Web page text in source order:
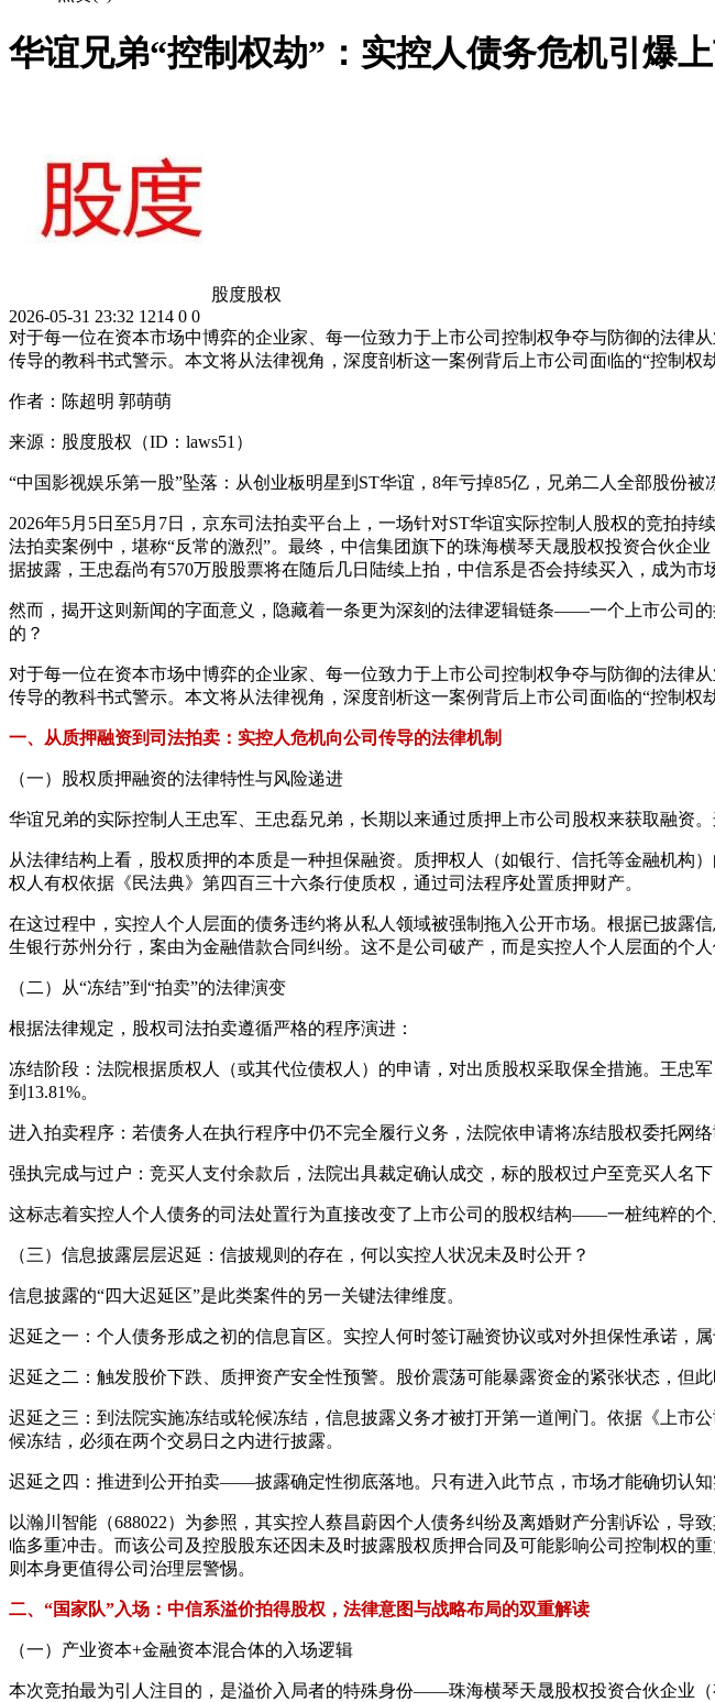
华谊兄弟“控制权劫”：实控人债务危机引爆
股度股权
2026-05-31 23:32 1214 0 0
对于每一位在资本市场中博弈的企业家、每一位致力于上市公司控制权争夺与防御的法
传导的教科书式警示。本文将从法律视角，深度剖析这一案例背后上市公司面临的“控制权劫
作者：陈超明 郭萌萌
来源：股度股权（ID：laws51）
“中国影视娱乐第一股”坠落：从创业板明星到ST华谊，8年亏掉85亿，兄弟二人全部股份被
2026年5月5日至5月7日，京东司法拍卖平台上，一场针对ST华谊实际控制人股权的竞拍
法拍卖案例中，堪称“反常的激烈”。最终，中信集团旗下的珠海横琴天晟股权投资合伙企
据披露，王忠磊尚有570万股股票将在随后几日陆续上拍，中信系是否会持续买入，成为市
然而，揭开这则新闻的字面意义，隐藏着一条更为深刻的法律逻辑链条——一个上市公司
的？
对于每一位在资本市场中博弈的企业家、每一位致力于上市公司控制权争夺与防御的法
传导的教科书式警示。本文将从法律视角，深度剖析这一案例背后上市公司面临的“控制权劫
一、从质押融资到司法拍卖：实控人危机向公司传导的法律机制
（一）股权质押融资的法律特性与风险递进
华谊兄弟的实际控制人王忠军、王忠磊兄弟，长期以来通过质押上市公司股权来获取融资
从法律结构上看，股权质押的本质是一种担保融资。质押权人（如银行、信托等金融机
权人有权依据《民法典》第四百三十六条行使质权，通过司法程序处置质押财产。
在这过程中，实控人个人层面的债务违约将从私人领域被强制拖入公开市场。根据已披露
生银行苏州分行，案由为金融借款合同纠纷。这不是公司破产，而是实控人个人层面的个
（二）从“冻结”到“拍卖”的法律演变
根据法律规定，股权司法拍卖遵循严格的程序演进：
冻结阶段：法院根据质权人（或其代位债权人）的申请，对出质股权采取保全措施。王忠
到13.81%。
进入拍卖程序：若债务人在执行程序中仍不完全履行义务，法院依申请将冻结股权委托网
强执完成与过户：竞买人支付余款后，法院出具裁定确认成交，标的股权过户至竞买人名下
这标志着实控人个人债务的司法处置行为直接改变了上市公司的股权结构——一桩纯粹的
（三）信息披露层层迟延：信披规则的存在，何以实控人状况未及时公开？
信息披露的“四大迟延区”是此类案件的另一关键法律维度。
迟延之一：个人债务形成之初的信息盲区。实控人何时签订融资协议或对外担保性承诺，
迟延之二：触发股价下跌、质押资产安全性预警。股价震荡可能暴露资金的紧张状态，但此
迟延之三：到法院实施冻结或轮候冻结，信息披露义务才被打开第一道闸门。依据《上市
候冻结，必须在两个交易日之内进行披露。
迟延之四：推进到公开拍卖——披露确定性彻底落地。只有进入此节点，市场才能确切认知
以瀚川智能（688022）为参照，其实控人蔡昌蔚因个人债务纠纷及离婚财产分割诉讼，
临多重冲击。而该公司及控股股东还因未及时披露股权质押合同及可能影响公司控制权的
则本身更值得公司治理层警惕。
二、“国家队”入场：中信系溢价拍得股权，法律意图与战略布局的双重解读
（一）产业资本+金融资本混合体的入场逻辑
本次竞拍最为引人注目的，是溢价入局者的特殊身份——珠海横琴天晟股权投资合伙企业